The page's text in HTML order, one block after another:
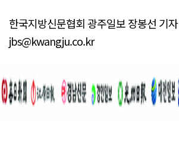
한국지방신문협회 광주일보 장봉선 기자
jbs@kwangju.co.kr